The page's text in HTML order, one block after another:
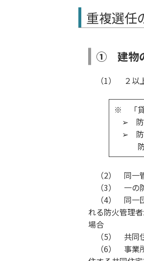
重複選任
① 建物の
（1） ２以上
※ 「貸
➢ 防
➢ 防
防火
（2） 同一
（3） 一の防
（4） 同一団
れる防火管理
場合
（5） 共同住
（6） 事業所